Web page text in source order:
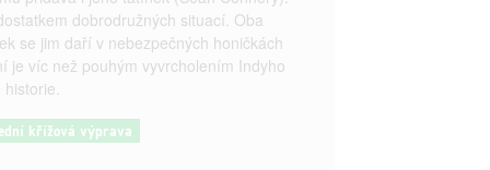
dobrodružných situací. Oba
se jim daří v nebezpečných honičkách
je víc než pouhým vyvrcholením Indyho
křížová výprava